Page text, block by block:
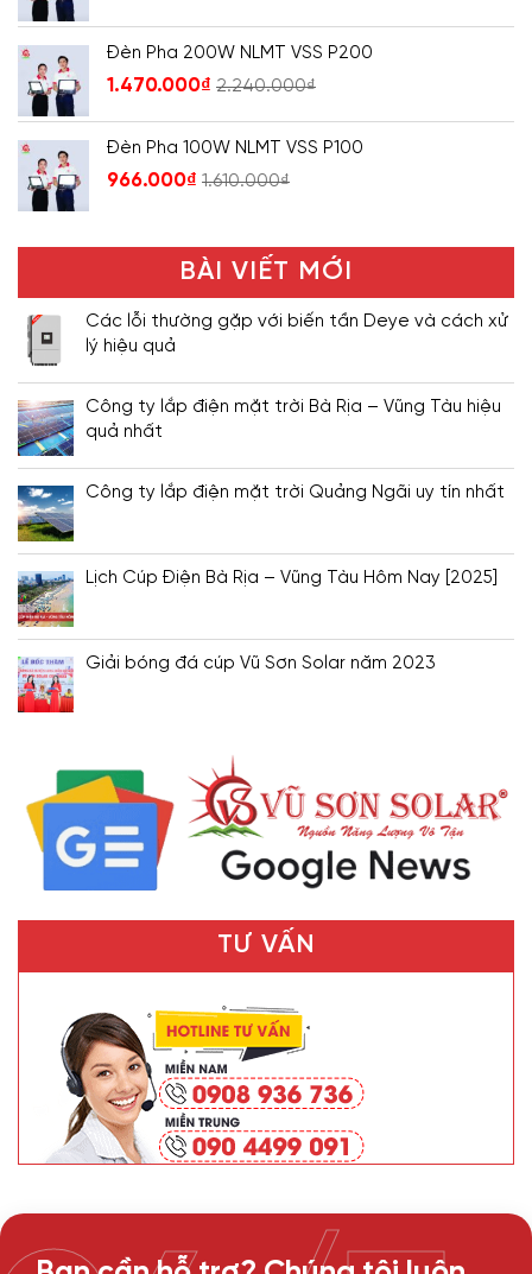
Đèn Pha 200W NLMT VSS P200
1.470.000₫ 2.240.000₫
Đèn Pha 100W NLMT VSS P100
966.000₫ 1.610.000₫
BÀI VIẾT MỚI
Các lỗi thường gặp với biến tần Deye và cách xử
lý hiệu quả
Công ty lắp điện mặt trời Bà Rịa – Vũng Tàu hiệu
quả nhất
Công ty lắp điện mặt trời Quảng Ngãi uy tín nhất
Lịch Cúp Điện Bà Rịa – Vũng Tàu Hôm Nay [2025]
Giải bóng đá cúp Vũ Sơn Solar năm 2023
TƯ VẤN